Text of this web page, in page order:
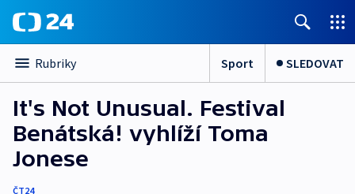
Rubriky Sport SLEDOVAT
It's Not Unusual. Festival
Benátská! vyhlíží Toma
Jonese
ČT24